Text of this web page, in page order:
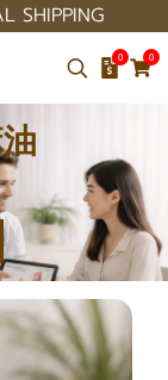
SHIPPING
0 0